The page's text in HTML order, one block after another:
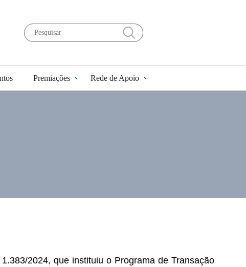
Premiações Rede de Apoio
2024, que instituiu o Programa de Transação